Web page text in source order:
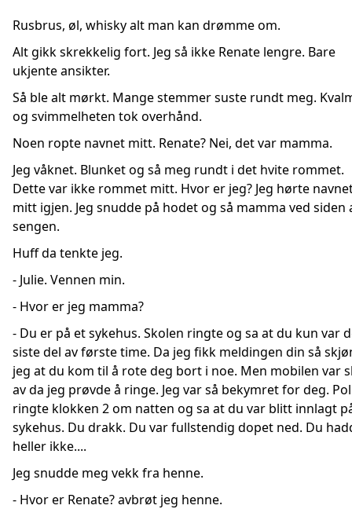
Rusbrus, øl, whisky alt man kan drømme om.
Alt gikk skrekkelig fort. Jeg så ikke Renate lengre. Bare
ukjente ansikter.
Så ble alt mørkt. Mange stemmer suste rundt meg.
og svimmelheten tok overhånd.
Noen ropte navnet mitt. Renate? Nei, det var mamma.
Jeg våknet. Blunket og så meg rundt i det hvite rommet.
Dette var ikke rommet mitt. Hvor er jeg? Jeg hørte
mitt igjen. Jeg snudde på hodet og så mamma ved siden
sengen.
Huff da tenkte jeg.
- Julie. Vennen min.
- Hvor er jeg mamma?
- Du er på et sykehus. Skolen ringte og sa at du kun var
siste del av første time. Da jeg fikk meldingen din så
jeg at du kom til å rote deg bort i noe. Men mobilen var
av da jeg prøvde å ringe. Jeg var så bekymret for deg.
ringte klokken 2 om natten og sa at du var blitt innlagt
sykehus. Du drakk. Du var fullstendig dopet ned. Du
heller ikke....
Jeg snudde meg vekk fra henne.
- Hvor er Renate? avbrøt jeg henne.